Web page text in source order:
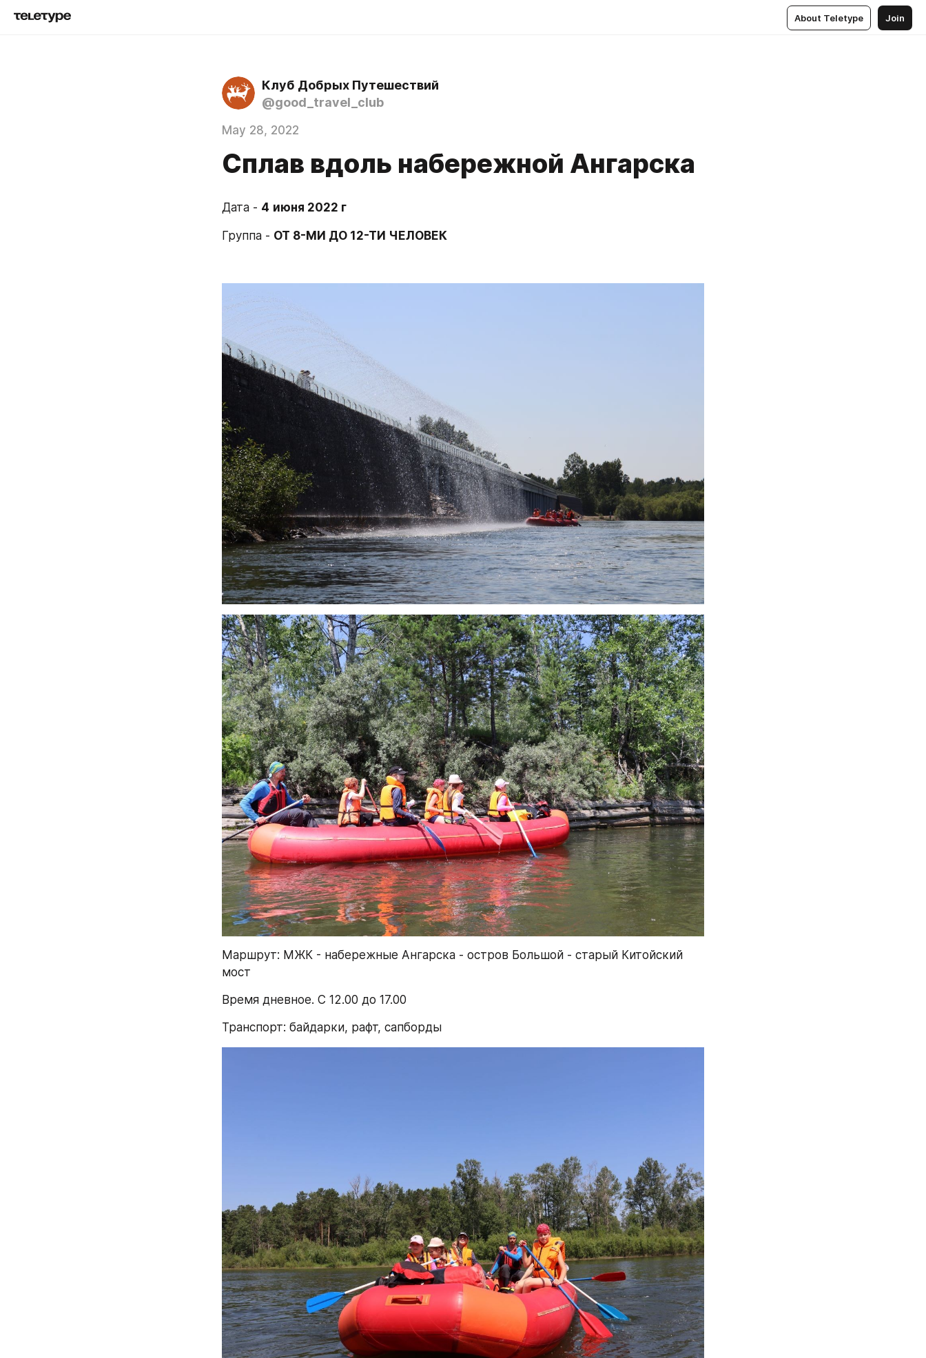
About Teletype Join
Клуб Добрых Путешествий
@good_travel_club
May 28, 2022
Сплав вдоль набережной Ангарска
Дата - 4 июня 2022 г
Группа - ОТ 8-МИ ДО 12-ТИ ЧЕЛОВЕК
Маршрут: МЖК - набережные Ангарска - остров Большой - старый Китойский
мост
Время дневное. С 12.00 до 17.00
Транспорт: байдарки, рафт, сапборды